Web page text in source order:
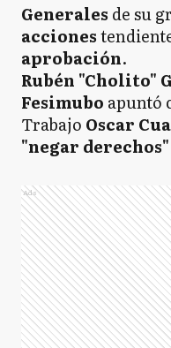
Generales de su
acciones
aprobación.
Rubén "Cholito"
Fesimubo apuntó
Trabajo Oscar
"negar derechos"
Ads